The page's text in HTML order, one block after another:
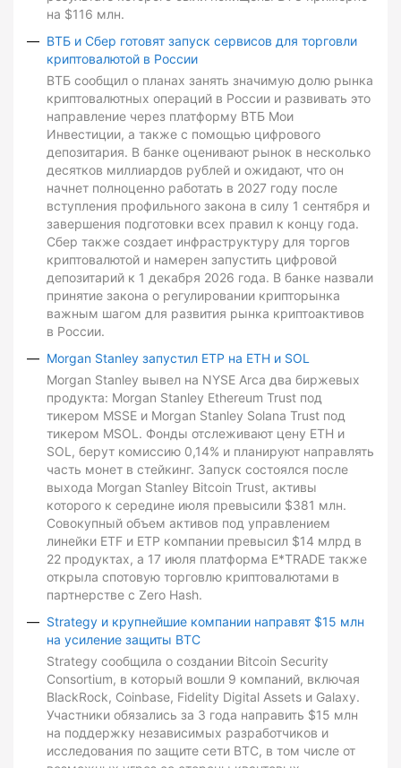
на $116 млн.
ВТБ и Сбер готовят запуск сервисов для торговли
криптовалютой в России
ВТБ сообщил о планах занять значимую долю рынка
криптовалютных операций в России и развивать это
направление через платформу ВТБ Мои
Инвестиции, а также с помощью цифрового
депозитария. В банке оценивают рынок в несколько
десятков миллиардов рублей и ожидают, что он
начнет полноценно работать в 2027 году после
вступления профильного закона в силу 1 сентября и
завершения подготовки всех правил к концу года.
Сбер также создает инфраструктуру для торгов
криптовалютой и намерен запустить цифровой
депозитарий к 1 декабря 2026 года. В банке назвали
принятие закона о регулировании крипторынка
важным шагом для развития рынка криптоактивов
в России.
Morgan Stanley запустил ETP на ETH и SOL
Morgan Stanley вывел на NYSE Arca два биржевых
продукта: Morgan Stanley Ethereum Trust под
тикером MSSE и Morgan Stanley Solana Trust под
тикером MSOL. Фонды отслеживают цену ETH и
SOL, берут комиссию 0,14% и планируют направлять
часть монет в стейкинг. Запуск состоялся после
выхода Morgan Stanley Bitcoin Trust, активы
которого к середине июля превысили $381 млн.
Совокупный объем активов под управлением
линейки ETF и ETP компании превысил $14 млрд в
22 продуктах, а 17 июля платформа E*TRADE также
открыла спотовую торговлю криптовалютами в
партнерстве с Zero Hash.
Strategy и крупнейшие компании направят $15 млн
на усиление защиты BTC
Strategy сообщила о создании Bitcoin Security
Consortium, в который вошли 9 компаний, включая
BlackRock, Coinbase, Fidelity Digital Assets и Galaxy.
Участники обязались за 3 года направить $15 млн
на поддержку независимых разработчиков и
исследования по защите сети BTC, в том числе от